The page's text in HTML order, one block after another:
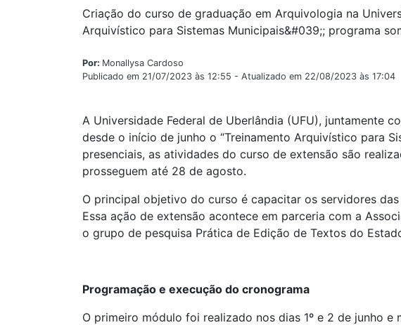
Criação do curso de graduação em Arquivologia na
Arquivístico para Sistemas Municipais&#039;; programa
Por: Monallysa Cardoso
Publicado em 21/07/2023 às 12:55 - Atualizado em 22/08/2023 às 17:04
A Universidade Federal de Uberlândia (UFU), juntamente
desde o início de junho o “Treinamento Arquivístico para
presenciais, as atividades do curso de extensão são
prosseguem até 28 de agosto.
O principal objetivo do curso é capacitar os servidores
Essa ação de extensão acontece em parceria com a
o grupo de pesquisa Prática de Edição de Textos do
Programação e execução do cronograma
O primeiro módulo foi realizado nos dias 1º e 2 de junho